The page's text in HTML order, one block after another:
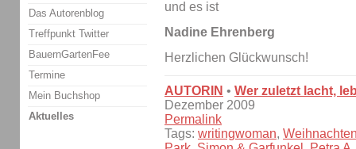
und es ist
Nadine Ehrenberg
Herzlichen Glückwunsch!
AUTORIN • Wer zuletzt lacht,
Dezember 2009
Permalink
Tags: writingwoman,
Das Autorenblog
Treffpunkt Twitter
BauernGartenFee
Termine
Mein Buchshop
Aktuelles